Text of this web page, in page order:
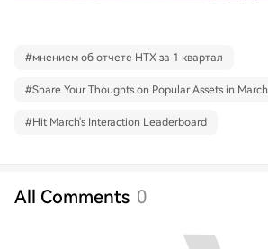
#мнением об отчете HTX за 1 квартал
#Share Your Thoughts on Popular Assets in March
#Hit March's Interaction Leaderboard
All Comments 0